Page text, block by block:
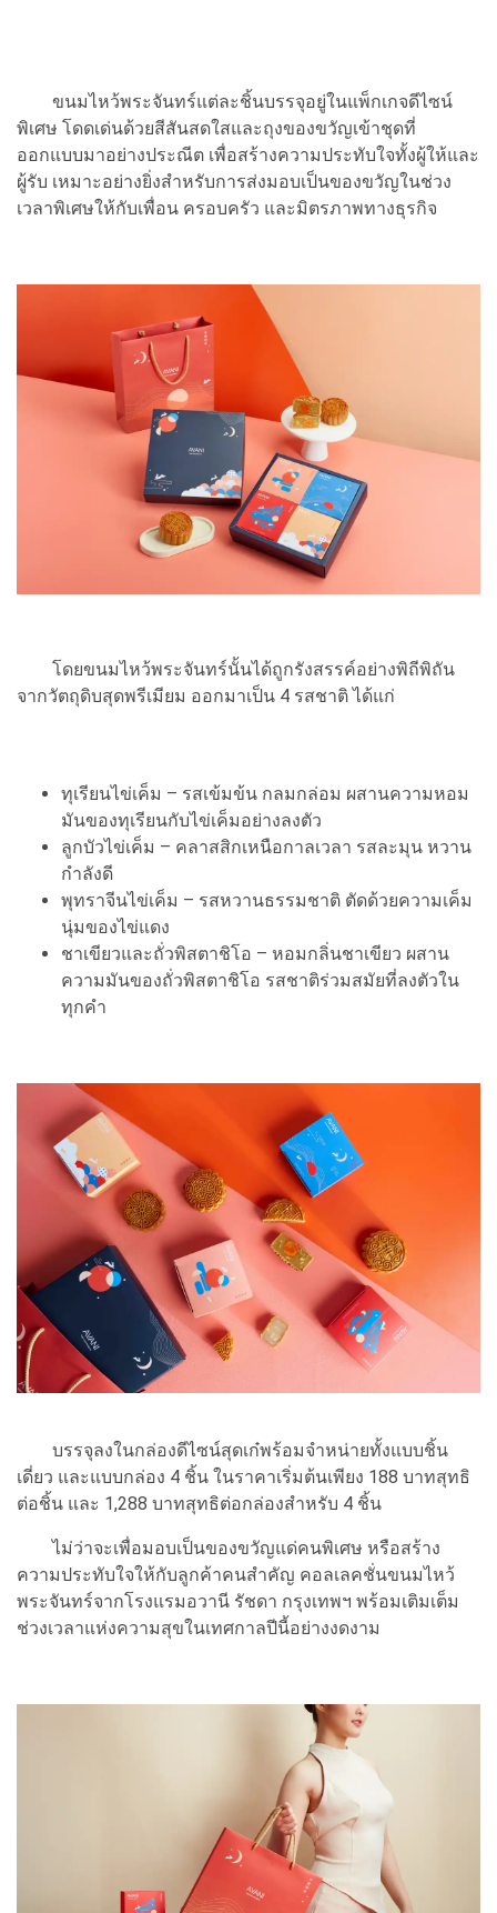
ขนมไหว้พระจันทร์แต่ละชิ้นบรรจุอยู่ในแพ็กเกจดีไซน์
พิเศษ โดดเด่นด้วยสีสันสดใสและถุงของขวัญเข้าชุดที่
ออกแบบมาอย่างประณีต เพื่อสร้างความประทับใจทั้งผู้ให้และ
ผู้รับ เหมาะอย่างยิ่งสำหรับการส่งมอบเป็นของขวัญในช่วง
เวลาพิเศษให้กับเพื่อน ครอบครัว และมิตรภาพทางธุรกิจ
โดยขนมไหว้พระจันทร์นั้นได้ถูกรังสรรค์อย่างพิถีพิถัน
จากวัตถุดิบสุดพรีเมียม ออกมาเป็น 4 รสชาติ ได้แก่
ทุเรียนไข่เค็ม – รสเข้มข้น กลมกล่อม ผสานความหอม
มันของทุเรียนกับไข่เค็มอย่างลงตัว
ลูกบัวไข่เค็ม – คลาสสิกเหนือกาลเวลา รสละมุน หวาน
กำลังดี
พุทราจีนไข่เค็ม – รสหวานธรรมชาติ ตัดด้วยความเค็ม
นุ่มของไข่แดง
ชาเขียวและถั่วพิสตาชิโอ – หอมกลิ่นชาเขียว ผสาน
ความมันของถั่วพิสตาชิโอ รสชาติร่วมสมัยที่ลงตัวใน
ทุกคำ
บรรจุลงในกล่องดีไซน์สุดเก๋พร้อมจำหน่ายทั้งแบบชิ้น
เดี่ยว และแบบกล่อง 4 ชิ้น ในราคาเริ่มต้นเพียง 188 บาทสุทธิ
ต่อชิ้น และ 1,288 บาทสุทธิต่อกล่องสำหรับ 4 ชิ้น
ไม่ว่าจะเพื่อมอบเป็นของขวัญแด่คนพิเศษ หรือสร้าง
ความประทับใจให้กับลูกค้าคนสำคัญ คอลเลคชั่นขนมไหว้
พระจันทร์จากโรงแรมอวานี รัชดา กรุงเทพฯ พร้อมเติมเต็ม
ช่วงเวลาแห่งความสุขในเทศกาลปีนี้อย่างงดงาม